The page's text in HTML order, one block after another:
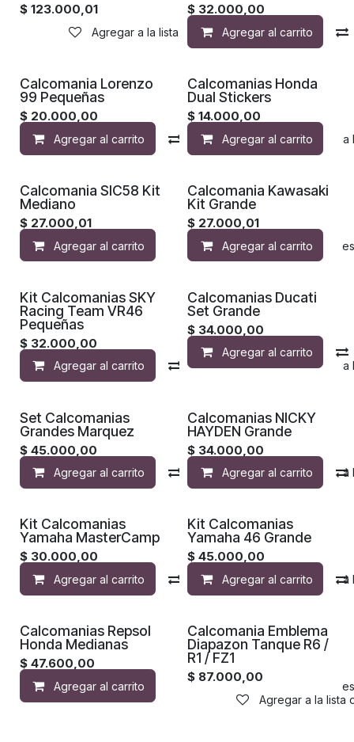
$ 123.000,01
Agregar a la lista de deseos
$ 32.000,00
Agregar al carrito
Calcomania Lorenzo
99 Pequeñas
$ 20.000,00
Agregar al carrito Compara Agregar a la
Calcomanias Honda
Dual Stickers
$14.000,00
Agregar al carrito
Calcomania SIC58 Kit
Mediano
$ 27.000,01
Agregar al carrito Agregar a la lista de
Calcomania Kawasaki
Kit Grande
$ 27.000,01
Agregar al carrito
Kit Calcomanias SKY
Racing Team VR46
Pequeñas
$ 32.000,00
Agregar al carrito Compara Agregar a la
Calcomanias Ducati
Set Grande
$ 34.000,00
Agregar al carrito
Set Calcomanias
Grandes Marquez
$ 45.000,00
Agregar al carrito Compara Agregar a la
Calcomanias NICKY
HAYDEN Grande
$ 34.000,00
Agregar al carrito
Kit Calcomanias
Yamaha MasterCamp
$ 30.000,00
Agregar al carrito Compara Agregar a la
Kit Calcomanias
Yamaha 46 Grande
$45.000,00
Agregar al carrito
Calcomanias Repsol
Honda Medianas
$ 47.600,00
Agregar al carrito Agregar a la lista de
Calcomania Emblema
Diapazon Tanque R6 /
R1 / FZ1
$ 87.000,00
Agregar a la lista